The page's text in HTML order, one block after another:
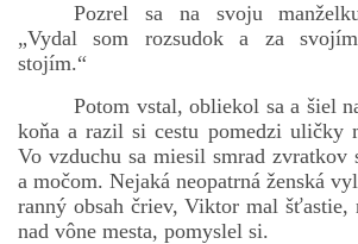
Pozrel sa na svoju
„Vydal som rozsudok a za
stojím.“
Potom vstal, obliekol sa a šiel
koňa a razil si cestu pomedzi uličky
Vo vzduchu sa miesil smrad zvratkov
a močom. Nejaká neopatrná ženská
ranný obsah čriev, Viktor mal
nad vône mesta, pomyslel si.